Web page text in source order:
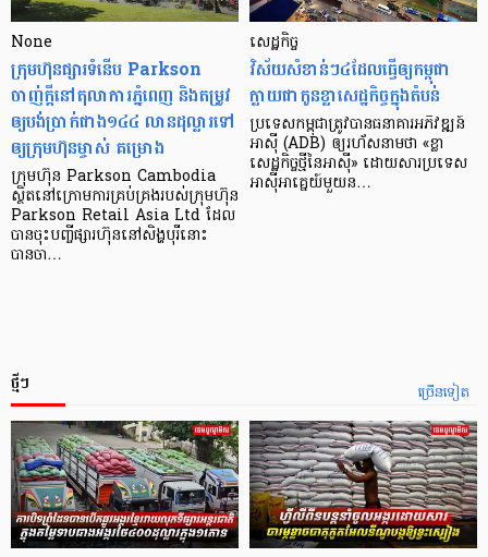
None
ក្រុមហ៊ុនផ្សារទំនើប Parkson
ចាញ់ក្ដីនៅតុលាការភ្នំពេញ និងតម្រូវ
ឲ្យបង់ប្រាក់ជាង១៤៤ លានដុល្លារទៅ
ឲ្យក្រុមហ៊ុនម្ចាស់ គម្រោង
ក្រុមហ៊ុន Parkson Cambodia
ស្ថិតនៅក្រោមការគ្រប់គ្រងរបស់ក្រុមហ៊ុន
Parkson Retail Asia Ltd ដែល
បានចុះបញ្ចីផ្សារហ៊ុននៅសិង្ហបុរីនោះ
បានចា…
សេដ្ឋកិច្ច​
វិស័យ​សំខាន់ៗ​៤​ដែល​ធ្វើ​ឲ្យ​កម្ពុជា​
ក្លាយ​ជា​កូន​ខ្លា​សេដ្ឋកិច្ច​ក្នុង​តំបន់
ប្រទេស​កម្ពុជា​ត្រូវ​បាន​ធនាគារ​អភិវឌ្ឍន៍​
អាស៊ី (ADB) ឲ្យ​រហ័ស​នាមថា «ខ្លា​
សេដ្ឋកិច្ច​ថ្មី​នៃ​អាស៊ី» ដោយសារ​ប្រទេស​
អាស៊ី​អាគ្នេយ៍​មួយ​ន…
ច្រើនទៀត
ថ្មីៗ